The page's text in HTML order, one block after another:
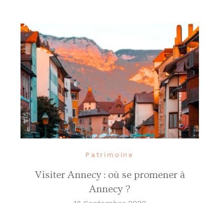
Patrimoine
Visiter Annecy : où se promener à
Annecy ?